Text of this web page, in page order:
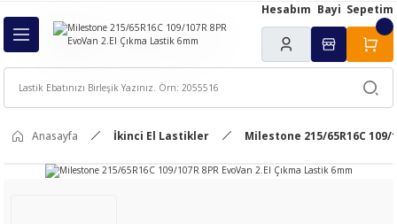
Geri Dön
Hesabım Bayi Sepetim
Anasayfa İkinci El Lastikler Milestone 215/65R16C 109/